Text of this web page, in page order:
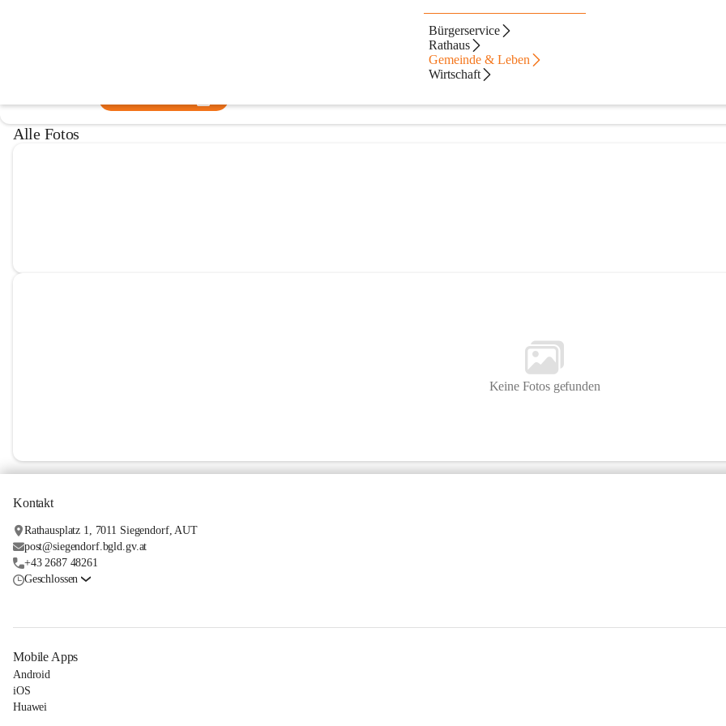
Bürgerservice
Rathaus
Gemeinde & Leben
Wirtschaft
Alle Fotos
Keine Fotos gefunden
Kontakt
Rathausplatz 1, 7011 Siegendorf, AUT
post@siegendorf.bgld.gv.at
+43 2687 48261
Geschlossen
Mobile Apps
Android
iOS
Huawei